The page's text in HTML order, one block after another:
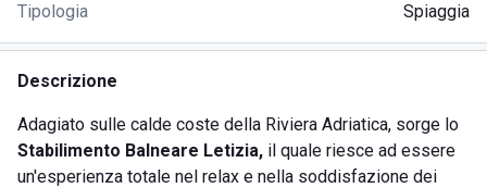
Tipologia Spiaggia
Descrizione
Adagiato sulle calde coste della Riviera Adriatica, sorge lo
Stabilimento Balneare Letizia, il quale riesce ad essere
un'esperienza totale nel relax e nella soddisfazione dei